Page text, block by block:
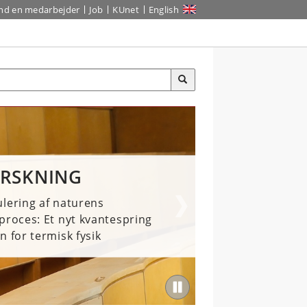
en medarbejder Job KUnet English
forudsige og forklare behov
af maskiner
af naturens
Et nyt kvantespring
for termisk fysik